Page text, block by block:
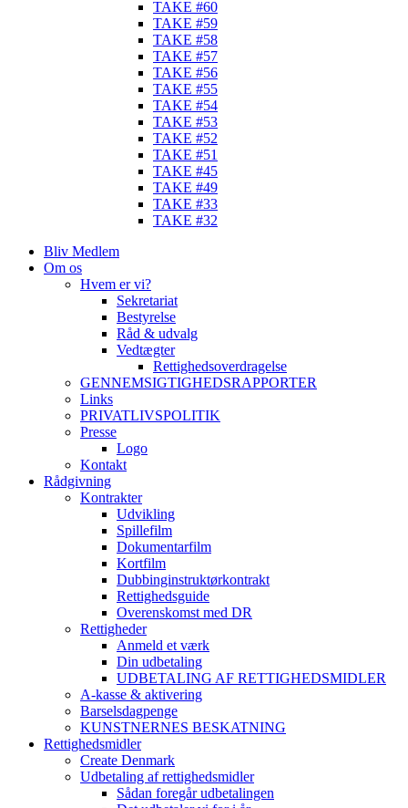
TAKE #60
TAKE #59
TAKE #58
TAKE #57
TAKE #56
TAKE #55
TAKE #54
TAKE #53
TAKE #52
TAKE #51
TAKE #45
TAKE #49
TAKE #33
TAKE #32
Bliv Medlem
Om os
Hvem er vi?
Sekretariat
Bestyrelse
Råd & udvalg
Vedtægter
Rettighedsoverdragelse
GENNEMSIGTIGHEDSRAPPORTER
Links
PRIVATLIVSPOLITIK
Presse
Logo
Kontakt
Rådgivning
Kontrakter
Udvikling
Spillefilm
Dokumentarfilm
Kortfilm
Dubbinginstruktørkontrakt
Rettighedsguide
Overenskomst med DR
Rettigheder
Anmeld et værk
Din udbetaling
UDBETALING AF RETTIGHEDSMIDLER
A-kasse & aktivering
Barselsdagpenge
KUNSTNERNES BESKATNING
Rettighedsmidler
Create Denmark
Udbetaling af rettighedsmidler
Sådan foregår udbetalingen